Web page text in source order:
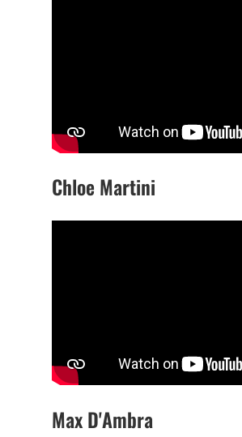
Chloe Martini
Max D'Ambra